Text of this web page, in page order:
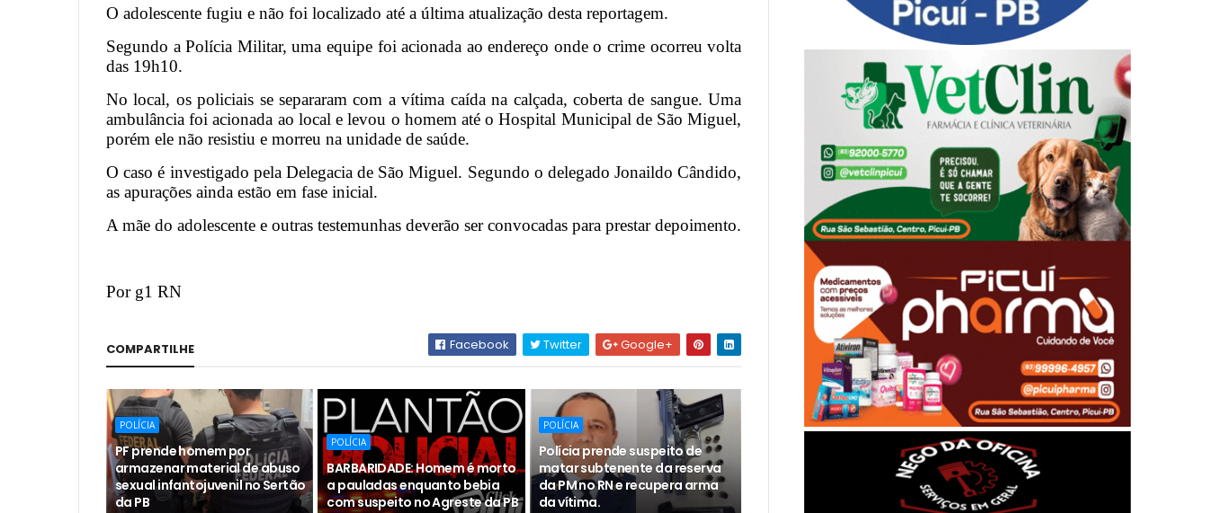
O adolescente fugiu e não foi localizado até a última atualização desta reportagem.
Segundo a Polícia Militar, uma equipe foi acionada ao endereço onde o crime ocorreu volta
das 19h10.
No local, os policiais se separaram com a vítima caída na calçada, coberta de sangue. Uma
ambulância foi acionada ao local e levou o homem até o Hospital Municipal de São Miguel,
porém ele não resistiu e morreu na unidade de saúde.
O caso é investigado pela Delegacia de São Miguel. Segundo o delegado Jonaildo Cândido,
as apurações ainda estão em fase inicial.
A mãe do adolescente e outras testemunhas deverão ser convocadas para prestar depoimento.
Por g1 RN
COMPARTILHE Facebook Twitter Google+
POLÍCIA
PF prende homem por
armazenar material de abuso
sexual infantojuvenil no Sertão
da PB
POLÍCIA
BARBARIDADE: Homem é morto
a pauladas enquanto bebia
com suspeito no Agreste da PB
POLÍCIA
Polícia prende suspeito de
matar subtenente da reserva
da PM no RN e recupera arma
da vítima.